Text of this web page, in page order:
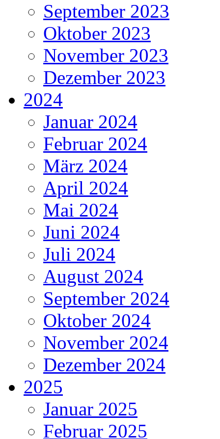
September 2023
Oktober 2023
November 2023
Dezember 2023
2024
Januar 2024
Februar 2024
März 2024
April 2024
Mai 2024
Juni 2024
Juli 2024
August 2024
September 2024
Oktober 2024
November 2024
Dezember 2024
2025
Januar 2025
Februar 2025